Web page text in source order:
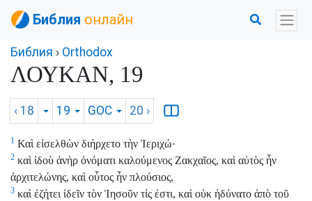
Библия онлайн
Библия › Orthodox
ΛΟΥΚΑΝ, 19
‹ 18 19 GOC 20 ›
1 Καὶ εἰσελθὼν διήρχετο τὴν Ἰεριχώ·
2 καὶ ἰδοὺ ἀνὴρ ὀνόματι καλούμενος Ζακχαῖος, καὶ αὐτὸς ἦν
ἀρχιτελώνης, καὶ οὗτος ἦν πλούσιος,
3 καὶ ἐζήτει ἰδεῖν τὸν Ἰησοῦν τίς ἐστι, καὶ οὐκ ἠδύνατο ἀπὸ τοῦ